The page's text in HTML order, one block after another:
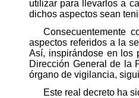
utilizar para llevarlos a
dichos aspectos sean
Consecuentemente
aspectos referidos a la
Así, inspirándose en los
Dirección General de la
órgano de vigilancia,
Este real decreto ha